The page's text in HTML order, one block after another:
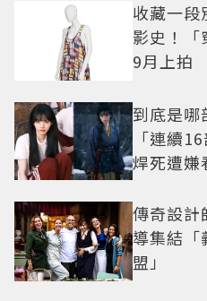
收藏一段
影史！
9月上拍
到底是哪
「連續
焊死遭嫌
傳奇設計
導集結「
盟」